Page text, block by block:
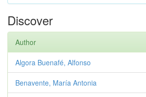
Discover
Author
Algora Buenafé, Alfonso
Benavente, María Antonia